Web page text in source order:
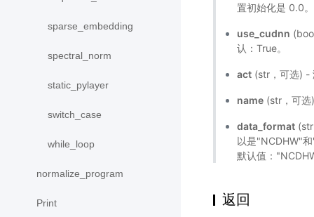
sparse_embedding
spectral_norm
static_pylayer
switch_case
while_loop
normalize_program
Print
置初始化是 0.0。
use_cudnn
认：True。
act (str，可选) -
name (str，可
data_format
以是"NCDHW"
默认值：
返回